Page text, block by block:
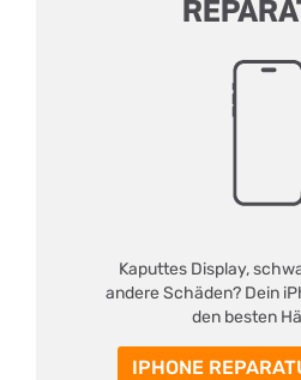
Kaputtes Display,
andere Schäden? Dein
den besten
IPHONE